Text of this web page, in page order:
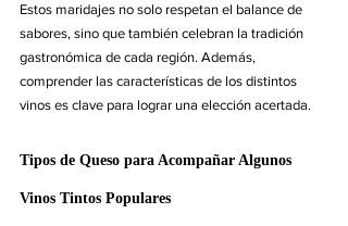
Estos maridajes no solo respetan el balance de
sabores, sino que también celebran la tradición
gastronómica de cada región. Además,
comprender las características de los distintos
vinos es clave para lograr una elección acertada.
Tipos de Queso para Acompañar Algunos
Vinos Tintos Populares